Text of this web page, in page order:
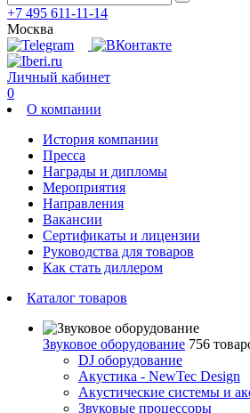
+7 495 611-11-14
Москва
Личный кабинет
0
О компании
История компании
Пресса
Награды и дипломы
Мероприятия
Направления
Вакансии
Сертификаты и лицензии
Руководства для товаров
Как стать диллером
Каталог товаров
Звуковое оборудование 756
DJ оборудование
Акустика - NewTec Design
Акустические системы и
Звуковые процессоры